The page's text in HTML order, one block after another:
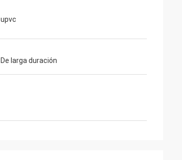
upvc
De larga duración